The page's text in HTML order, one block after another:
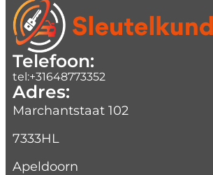
Telefoon:
tel:+31648773352
Adres:
Marchantstaat 102
7333HL
Apeldoorn